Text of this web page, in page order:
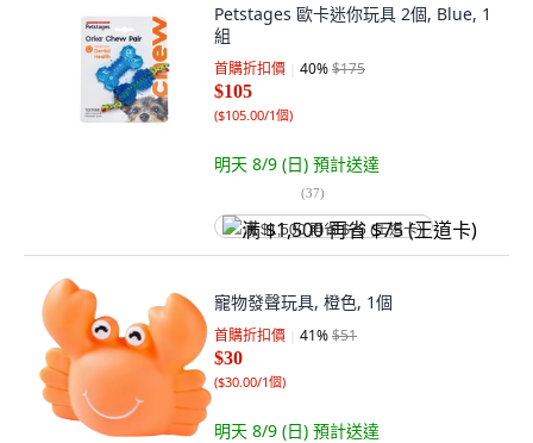
Petstages 歐卡迷你玩具 2個, Blue, 1
組
首購折扣價 40%$175
$105
($105.00/1個)
明天 8/9 (日) 預計送達
(37)
满 $1,500 再省 $75 (王道卡)
寵物發聲玩具, 橙色, 1個
首購折扣價 41%$51
$30
($30.00/1個)
明天 8/9 (日) 預計送達